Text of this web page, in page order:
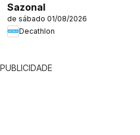
Sazonal
de sábado 01/08/2026
Decathlon
PUBLICIDADE